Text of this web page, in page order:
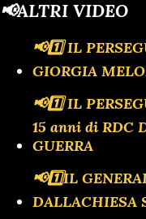
📢ALTRI VIDEO
📢1️⃣ IL
GIORGIA
📢1️⃣ IL
15 anni di RDC
GUERRA
📢1️⃣IL
DALLACHIESA